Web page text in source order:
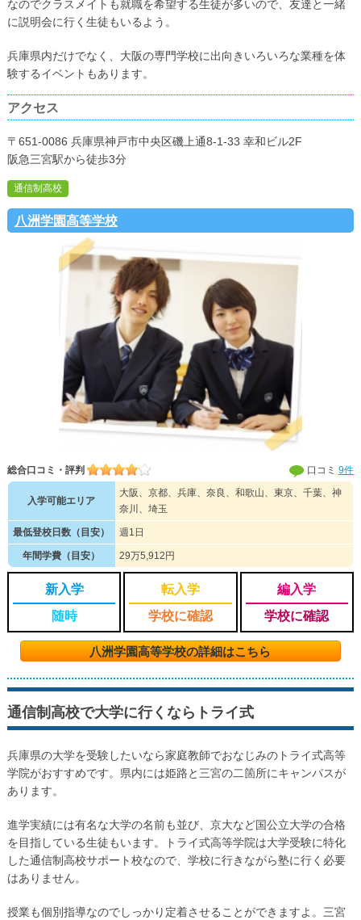
なのでクラスメイトも就職を希望する生徒が多いので、友達と一緒
に説明会に行く生徒もいるよう。
兵庫県内だけでなく、大阪の専門学校に出向きいろいろな業種を体
験するイベントもあります。
アクセス
〒651-0086 兵庫県神戸市中央区磯上通8-1-33 幸和ビル2F
阪急三宮駅から徒歩3分
八洲学園高等学校
通信制高校
総合口コミ・評判 口コミ9件
入学可能エリア
大阪、京都、兵庫、奈良、和歌山、東京、千葉、神
奈川、埼玉
最低登校日数（目安） 週1日
年間学費（目安） 29万5,912円
新入学
随時
転入学
学校に確認
編入学
学校に確認
八洲学園高等学校の詳細はこちら
通信制高校で大学に行くならトライ式
兵庫県の大学を受験したいなら家庭教師でおなじみのトライ式高等
学院がおすすめです。県内には姫路と三宮の二箇所にキャンパスが
あります。
進学実績には有名な大学の名前も並び、京大など国公立大学の合格
を目指している生徒もいます。トライ式高等学院は大学受験に特化
した通信制高校サポート校なので、学校に行きながら塾に行く必要
はありません。
授業も個別指導なのでしっかり定着させることができますよ。三宮